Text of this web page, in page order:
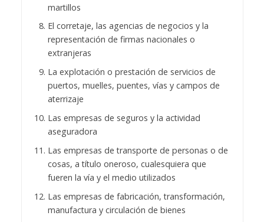
martillos
El corretaje, las agencias de negocios y la
representación de firmas nacionales o
extranjeras
La explotación o prestación de servicios de
puertos, muelles, puentes, vías y campos de
aterrizaje
Las empresas de seguros y la actividad
aseguradora
Las empresas de transporte de personas o de
cosas, a título oneroso, cualesquiera que
fueren la vía y el medio utilizados
Las empresas de fabricación, transformación,
manufactura y circulación de bienes